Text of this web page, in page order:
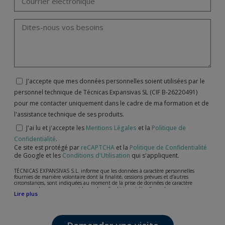
J'accepte que mes données personnelles soient utilisées par le
personnel technique de Técnicas Expansivas SL (CIF B-26220491)
pour me contacter uniquement dans le cadre de ma formation et de
l'assistance technique de ses produits.
J'ai lu et j'accepte les Mentions Légales et la Politique de
Confidentialité.
Ce site est protégé par reCAPTCHA et la Politique de Confidentialité
de Google et les Conditions d'Utilisation qui s'appliquent.
TÉCNICAS EXPANSIVAS S.L. informe que les données à caractère personnelles
fournies de manière volontaire dont la finalité, cessions prévues et d’autres
circonstances, sont indiquées au moment de la prise de données de caractère
personne, bien que, suivant le cas, leur finalité peut être l’une des suivantes,
l’attention de votre demande, litige ou requise, maintien de la relation établie, la
Lire plus